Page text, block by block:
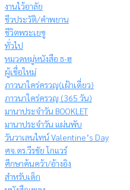
งานไว้อาลัย
ชีวประวัติ/คำพยาน
ชีวิตพระเยซู
ทั่วไป
หมวดหมู่หนังสือ ธ-ฮ
ผู้เชื่อใหม่
ภาวนาใคร่ครวญ(เฝ้าเดี่ยว)
ภาวนาใคร่ครวญ (365 วัน)
มานาประจำวัน BOOKLET
มานาประจำวัน แผ่นพับ
วันวาเลนไทน์ Valentine’s Day
ศจ.ดร.วีรชัย โกแวร์
ศึกษาค้นคว้า/อ้างอิง
สำหรับเด็ก